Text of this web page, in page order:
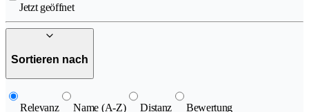
Jetzt geöffnet
Sortieren nach
Relevanz Name (A-Z) Distanz Bewertung